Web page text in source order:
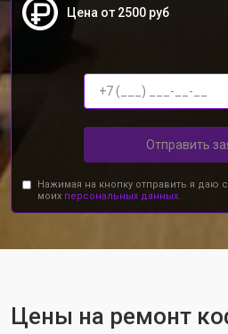
Цена от 2500 руб
Отправить
Нажимая на кнопку отправить я даю
моих персональных данных.
Цены на ремонт